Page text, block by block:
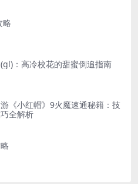
略
：高冷校花的甜蜜倒追指南
游《小红帽》9火魔速通秘籍：技
全解析